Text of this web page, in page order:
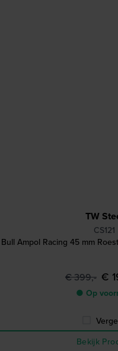
TW
CS121
Ampol Racing 45 mm
€ 399,- €
● Op
Bekijk